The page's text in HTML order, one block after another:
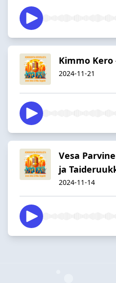
Kimmo Kero
2024-11-21
Vesa
ja
2024-11-14